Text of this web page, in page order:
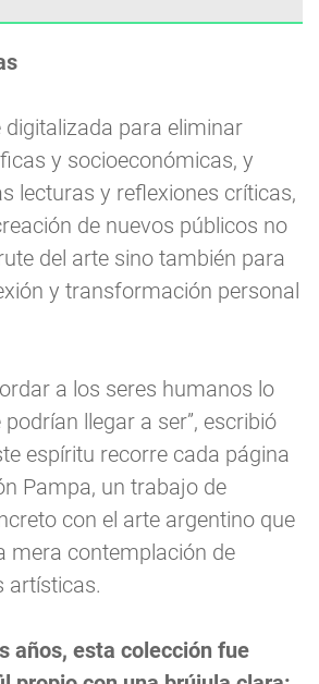
para eliminar
y socioeconómicas, y
lecturas y reflexiones críticas,
de nuevos públicos no
del arte sino también para
y transformación personal
a los seres humanos lo
llegar a ser”, escribió
espíritu recorre cada página
Pampa, un trabajo de
con el arte argentino que
mera contemplación de
artísticas.
años, esta colección fue